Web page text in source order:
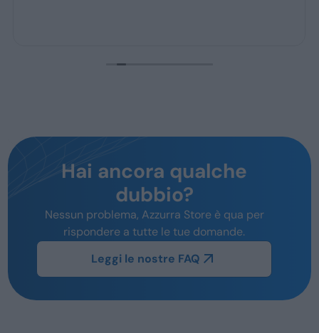
Hai ancora qualche
dubbio?
Nessun problema, Azzurra Store è qua per
rispondere a tutte le tue domande.
Leggi le nostre FAQ